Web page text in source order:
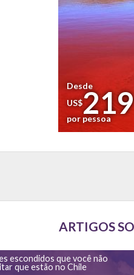
Desde
US$219
por pessoa
ARTIGOS
escondidos que você não
que estão no Chile